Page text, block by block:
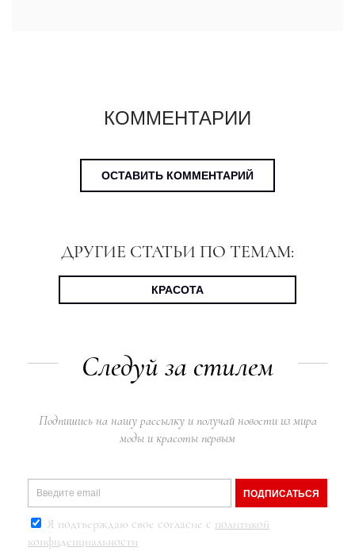
КОММЕНТАРИИ
ОСТАВИТЬ КОММЕНТАРИЙ
ДРУГИЕ СТАТЬИ ПО ТЕМАМ:
КРАСОТА
Следуй за стилем
Подпишись на нашу рассылку и получай новости из мира
моды и красоты первым
ПОДПИСАТЬСЯ
Я подтверждаю свое согласие с политикой
конфиденциальности